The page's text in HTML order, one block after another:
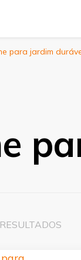
para jardim